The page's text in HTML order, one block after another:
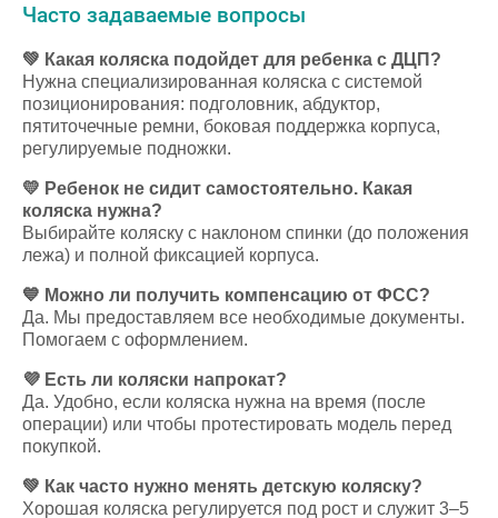
Часто задаваемые вопросы
💚 Какая коляска подойдет для ребенка с ДЦП?
Нужна специализированная коляска с системой
позиционирования: подголовник, абдуктор,
пятиточечные ремни, боковая поддержка корпуса,
регулируемые подножки.
💛 Ребенок не сидит самостоятельно. Какая
коляска нужна?
Выбирайте коляску с наклоном спинки (до положения
лежа) и полной фиксацией корпуса.
💙 Можно ли получить компенсацию от ФСС?
Да. Мы предоставляем все необходимые документы.
Помогаем с оформлением.
💜 Есть ли коляски напрокат?
Да. Удобно, если коляска нужна на время (после
операции) или чтобы протестировать модель перед
покупкой.
💚 Как часто нужно менять детскую коляску?
Хорошая коляска регулируется под рост и служит 3–5